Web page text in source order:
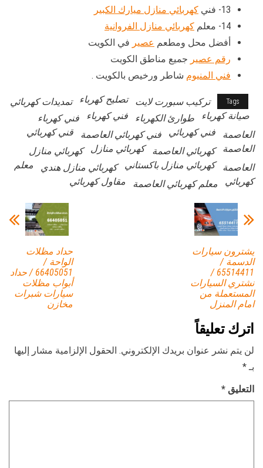
13- فني
كهربائي منازل ميارك الكبير
14- معلم
كهربائي منازل الفروانية
أفضل محل ومطعم عصير في الكويت
رقم عصير جميع مناطق الكويت
فني المنيوم شاطر ورخيص بالكويت .
Tags تركيب سبورت لايت تصليح كهرباء
تمديدات كهربائي
صيانة كهرباء
طوارئ الكهرباء فني كهرباء
فني كهرباء
العاصمة
فني كهربائي فني كهربائي العاصمة
قني كهربائي
العاصمة
كهربائي العاصمة كهربائي منازل
كهربائي منازل
العاصمة
كهربائي منازل باكستاني كهربائي منازل هندي
معلم
كهربائي
معلم كهربائي العاصمة مقاول كهربائي
حداد مظلات
الواحة /
66405051 / حداد
أبواب مظلات
سيارات شبرات
مخازن
يشترون سيارات
الدسمة /
65514411 /
نشتري السيارات
المستعملة من
امام المنزل
اترك تعليقاً
لن يتم نشر عنوان بريدك الإلكتروني. الحقول الإلزامية مشار إليها
بـ *
التعليق *